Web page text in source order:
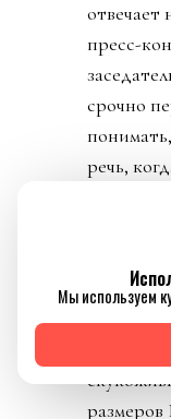
отвечает
пресс-
срочно
речь,
о лысом
дон
размеров
Мы используем